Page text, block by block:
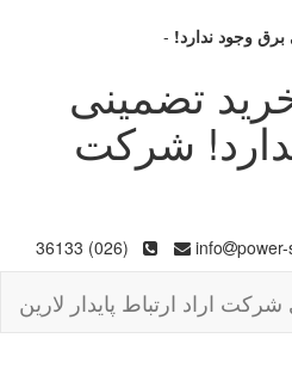
برق وجود ندارد! -
تضمینی
شرکت
info
(026) 36133